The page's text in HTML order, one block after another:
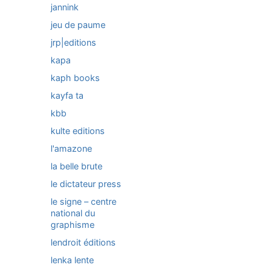
jannink
jeu de paume
jrp|editions
kapa
kaph books
kayfa ta
kbb
kulte editions
l'amazone
la belle brute
le dictateur press
le signe – centre
national du
graphisme
lendroit éditions
lenka lente